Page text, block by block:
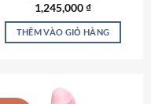
Được xếp
hạng4.73
5 sao
1,245,000₫
THÊM VÀO GIỎ HÀNG